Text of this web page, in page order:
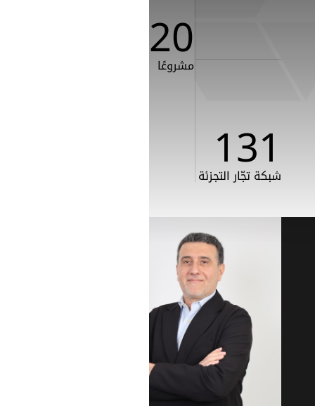
220
مشروعًا
131
شبكة تجّار التجزئة